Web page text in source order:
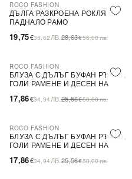
-31%
ROCO FASHION
ДЪЛГА РАЗКРОЕНА РОКЛЯ С
ПАДНАЛО РАМО
19,75€38,62 ЛВ.28,63€56,00лв.
-30%
ROCO FASHION
БЛУЗА С ДЪЛЪГ БУФАН РЪКАВ,
ГОЛИ РАМЕНЕ И ДЕСЕН НА
17,86€34,94 ЛВ.25,56€50,00лв.
-30%
ROCO FASHION
БЛУЗА С ДЪЛЪГ БУФАН РЪКАВ,
ГОЛИ РАМЕНЕ И ДЕСЕН НА
17,86€34,94 ЛВ.25,56€50,00лв.